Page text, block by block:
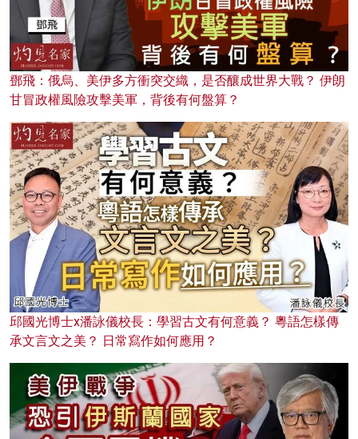
鄧飛：俄烏、美伊多方衝突交織，是否釀成世界大戰？ 伊朗
甘冒政權風險攻擊美軍，背後有何盤算？
邱國光博士x潘詠儀校長：學習古文有何意義？ 粵語怎樣傳
承文言文之美？ 日常寫作如何應用？